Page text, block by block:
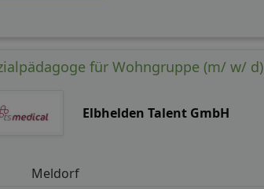
für Wohngruppe (m/ w/ d)
Elbhelden Talent GmbH
Meldorf